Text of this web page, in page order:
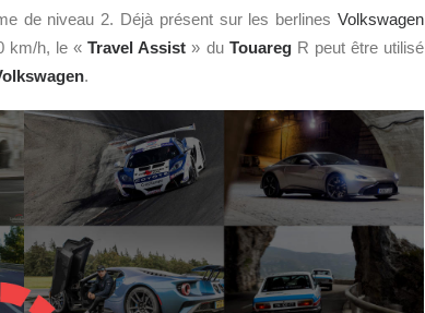
de niveau 2. Déjà présent sur les berlinesVolkswagen
km/h, le «Travel Assist » du TouaregR peut être utilisé
.